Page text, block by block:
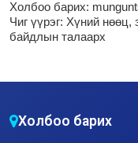
Холбоо барих:
Чиг үүрэг: Хүний нөөц,
байдлын талаарх
Холбоо барих